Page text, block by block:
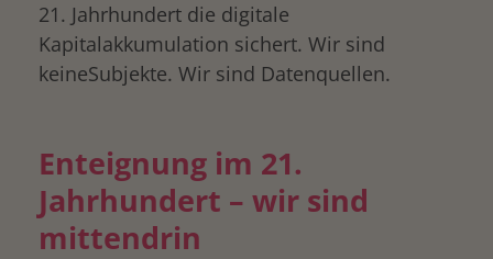
21. Jahrhundert die digitale
Kapitalakkumulation sichert. Wir sind
keineSubjekte. Wir sind Datenquellen.
Enteignung im 21.
Jahrhundert – wir sind
mittendrin